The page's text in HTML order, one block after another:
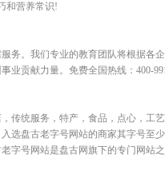
和营养常识!
务。我们专业的教育团队将根据各
业贡献力量。免费全国热线：400-
传统服务，特产，食品，点心，工
选盘古老字号网站的商家其字号至
字号网站是盘古网旗下的专门网站